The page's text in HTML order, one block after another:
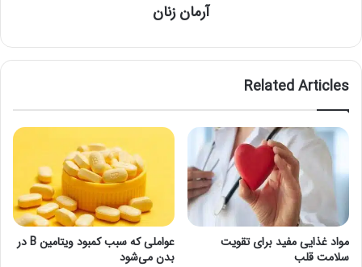
آرمان زنان
Related Articles
مواد غذایی مفید برای تقویت
سلامت قلب
عواملی که سبب کمبود ویتامین B در
بدن می‌شود